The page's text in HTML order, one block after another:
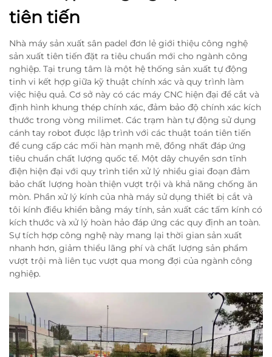
tiên tiến
Nhà máy sản xuất sân padel đơn lẻ giới thiệu công nghệ
sản xuất tiên tiến đặt ra tiêu chuẩn mới cho ngành công
nghiệp. Tại trung tâm là một hệ thống sản xuất tự động
tinh vi kết hợp giữa kỹ thuật chính xác và quy trình làm
việc hiệu quả. Cơ sở này có các máy CNC hiện đại để cắt và
định hình khung thép chính xác, đảm bảo độ chính xác kích
thước trong vòng milimet. Các trạm hàn tự động sử dụng
cánh tay robot được lập trình với các thuật toán tiên tiến
để cung cấp các mối hàn mạnh mẽ, đồng nhất đáp ứng
tiêu chuẩn chất lượng quốc tế. Một dây chuyền sơn tĩnh
điện hiện đại với quy trình tiền xử lý nhiều giai đoạn đảm
bảo chất lượng hoàn thiện vượt trội và khả năng chống ăn
mòn. Phần xử lý kính của nhà máy sử dụng thiết bị cắt và
tôi kính điều khiển bằng máy tính, sản xuất các tấm kính có
kích thước và xử lý hoàn hảo đáp ứng các quy định an toàn.
Sự tích hợp công nghệ này mang lại thời gian sản xuất
nhanh hơn, giảm thiểu lãng phí và chất lượng sản phẩm
vượt trội mà liên tục vượt qua mong đợi của ngành công
nghiệp.